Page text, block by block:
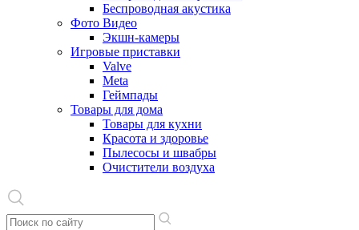
Беспроводная акустика
Фото Видео
Экшн-камеры
Игровые приставки
Valve
Meta
Геймпады
Товары для дома
Товары для кухни
Красота и здоровье
Пылесосы и швабры
Очистители воздуха